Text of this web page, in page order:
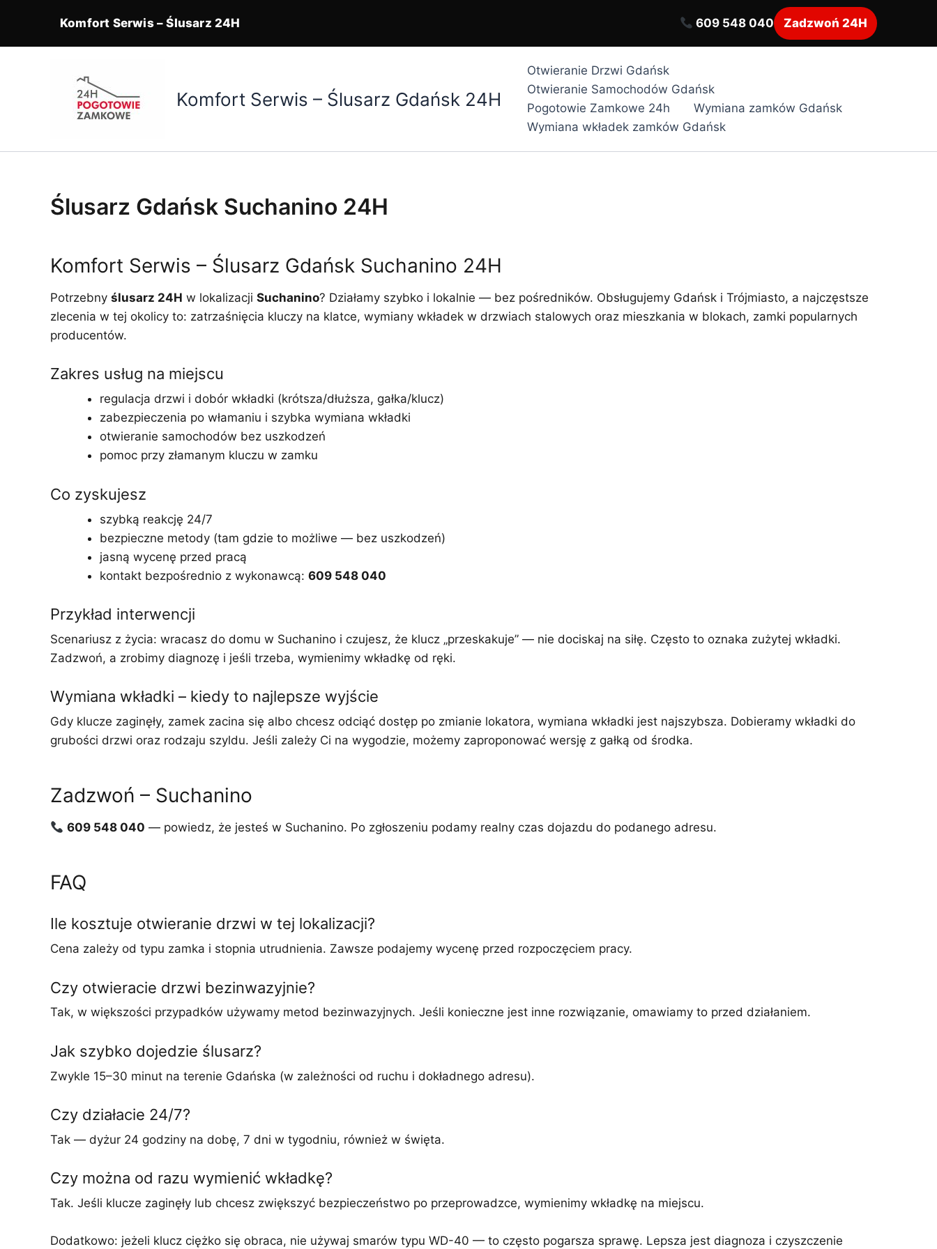
Komfort Serwis – Ślusarz 24H 609 548 040 Zadzwoń 24H
Komfort Serwis – Ślusarz Gdańsk 24H
Otwieranie Drzwi Gdańsk
Otwieranie Samochodów Gdańsk
Pogotowie Zamkowe 24h
Wymiana zamków Gdańsk
Wymiana wkładek zamków Gdańsk
Ślusarz Gdańsk Suchanino 24H
Komfort Serwis – Ślusarz Gdańsk Suchanino 24H
Potrzebny ślusarz 24H w lokalizacji Suchanino? Działamy szybko i lokalnie — bez pośredników. Obsługujemy Gdańsk i Trójmiasto, a najczęstsze
zlecenia w tej okolicy to: zatrzaśnięcia kluczy na klatce, wymiany wkładek w drzwiach stalowych oraz mieszkania w blokach, zamki popularnych
producentów.
Zakres usług na miejscu
regulacja drzwi i dobór wkładki (krótsza/dłuższa, gałka/klucz)
zabezpieczenia po włamaniu i szybka wymiana wkładki
otwieranie samochodów bez uszkodzeń
pomoc przy złamanym kluczu w zamku
Co zyskujesz
szybką reakcję 24/7
bezpieczne metody (tam gdzie to możliwe — bez uszkodzeń)
jasną wycenę przed pracą
kontakt bezpośrednio z wykonawcą: 609 548 040
Przykład interwencji
Scenariusz z życia: wracasz do domu w Suchanino i czujesz, że klucz „przeskakuje” — nie dociskaj na siłę. Często to oznaka zużytej wkładki.
Zadzwoń, a zrobimy diagnozę i jeśli trzeba, wymienimy wkładkę od ręki.
Wymiana wkładki – kiedy to najlepsze wyjście
Gdy klucze zaginęły, zamek zacina się albo chcesz odciąć dostęp po zmianie lokatora, wymiana wkładki jest najszybsza. Dobieramy wkładki do
grubości drzwi oraz rodzaju szyldu. Jeśli zależy Ci na wygodzie, możemy zaproponować wersję z gałką od środka.
Zadzwoń – Suchanino
609 548 040 — powiedz, że jesteś w Suchanino. Po zgłoszeniu podamy realny czas dojazdu do podanego adresu.
FAQ
Ile kosztuje otwieranie drzwi w tej lokalizacji?
Cena zależy od typu zamka i stopnia utrudnienia. Zawsze podajemy wycenę przed rozpoczęciem pracy.
Czy otwieracie drzwi bezinwazyjnie?
Tak, w większości przypadków używamy metod bezinwazyjnych. Jeśli konieczne jest inne rozwiązanie, omawiamy to przed działaniem.
Jak szybko dojedzie ślusarz?
Zwykle 15–30 minut na terenie Gdańska (w zależności od ruchu i dokładnego adresu).
Czy działacie 24/7?
Tak — dyżur 24 godziny na dobę, 7 dni w tygodniu, również w święta.
Czy można od razu wymienić wkładkę?
Tak. Jeśli klucze zaginęły lub chcesz zwiększyć bezpieczeństwo po przeprowadzce, wymienimy wkładkę na miejscu.
Dodatkowo: jeżeli klucz ciężko się obraca, nie używaj smarów typu WD-40 — to często pogarsza sprawę. Lepsza jest diagnoza i czyszczenie